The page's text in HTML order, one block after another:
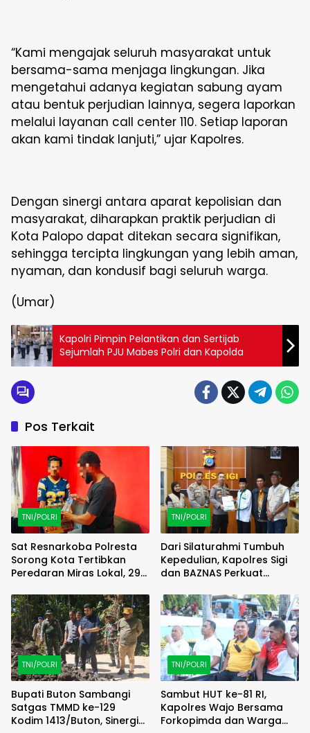
“Kami mengajak seluruh masyarakat untuk
bersama-sama menjaga lingkungan. Jika
mengetahui adanya kegiatan sabung ayam
atau bentuk perjudian lainnya, segera laporkan
melalui layanan call center 110. Setiap laporan
akan kami tindak lanjuti,” ujar Kapolres.
Dengan sinergi antara aparat kepolisian dan
masyarakat, diharapkan praktik perjudian di
Kota Palopo dapat ditekan secara signifikan,
sehingga tercipta lingkungan yang lebih aman,
nyaman, dan kondusif bagi seluruh warga.
(Umar)
Kapolri Pimpin Pelantikan dan Sertijab
Sejumlah PJU Mabes Polri dan Kapolda
Pos Terkait
TNI/POLRI
Sat Resnarkoba Polresta
Sorong Kota Tertibkan
Peredaran Miras Lokal, 29
TNI/POLRI
Dari Silaturahmi Tumbuh
Kepedulian, Kapolres Sigi
dan BAZNAS Perkuat
TNI/POLRI
Bupati Buton Sambangi
Satgas TMMD ke-129
Kodim 1413/Buton, Sinergi
TNI/POLRI
Sambut HUT ke-81 RI,
Kapolres Wajo Bersama
Forkopimda dan Warga